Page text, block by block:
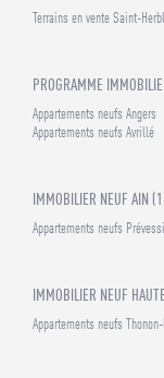
Terrains en vente Saint-
PROGRAMME
Appartements neufs Angers
Appartements neufs Avrillé
IMMOBILIER NEUF AIN
Appartements neufs
IMMOBILIER NEUF
Appartements neufs